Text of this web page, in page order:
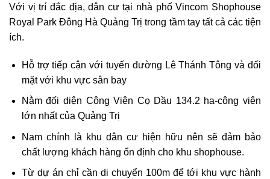
Với vị trí đắc địa, dân cư tại nhà phố Vincom Shophouse
Royal Park Đông Hà Quảng Trị trong tầm tay tất cả các tiện
ích.
Hỗ trợ tiếp cận với tuyến đường Lê Thánh Tông và đối
mặt với khu vực sân bay
Nằm đối diện Công Viên Cọ Dầu 134.2 ha-công viên
lớn nhất của Quảng Trị
Nam chính là khu dân cư hiện hữu nên sẽ đảm bảo
chất lượng khách hàng ổn định cho khu shophouse.
Từ dự án chỉ cần di chuyển 100m để tới khu vực hành